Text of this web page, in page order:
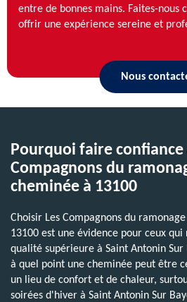
entre de bonnes mains. Faites-nous
offrir une expérience sereine et
Nous
Pourquoi faire confiance
Compagnons du
cheminée à 13100
Choisir Les Compagnons du
13100 est une évidence pour ceux
qualité supérieure à Saint Antonin Sur
à quel point une cheminée peut être
un lieu de confort et de chaleur,
soirées d'hiver à Saint Antonin Sur